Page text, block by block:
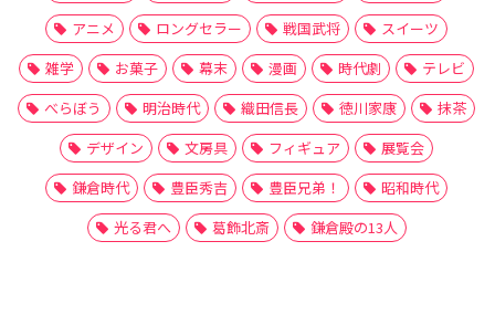
アニメ
ロングセラー 戦国武将
スイーツ
雑学
お菓子 幕末 漫画 時代劇
テレビ
べらぼう
明治時代 織田信長 徳川家康
抹茶
デザイン
文房具 フィギュア
展覧会
鎌倉時代
豊臣秀吉 豊臣兄弟！
昭和時代
光る君へ
葛飾北斎 鎌倉殿の13人